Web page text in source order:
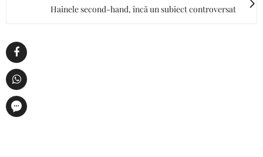
Hainele second-hand, încă un subiect controversat